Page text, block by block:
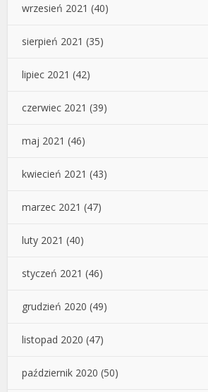
wrzesień 2021 (40)
sierpień 2021 (35)
lipiec 2021 (42)
czerwiec 2021 (39)
maj 2021 (46)
kwiecień 2021 (43)
marzec 2021 (47)
luty 2021 (40)
styczeń 2021 (46)
grudzień 2020 (49)
listopad 2020 (47)
październik 2020 (50)